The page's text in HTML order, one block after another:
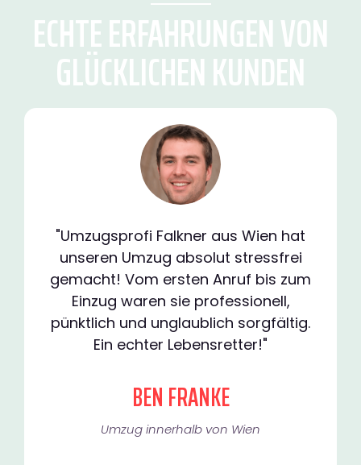
ECHTE ERFAHRUNGEN VON
GLÜCKLICHEN KUNDEN
"Umzugsprofi Falkner aus Wien hat
unseren Umzug absolut stressfrei
gemacht! Vom ersten Anruf bis zum
Einzug waren sie professionell,
pünktlich und unglaublich sorgfältig.
Ein echter Lebensretter!"
BEN FRANKE
Umzug innerhalb von Wien​